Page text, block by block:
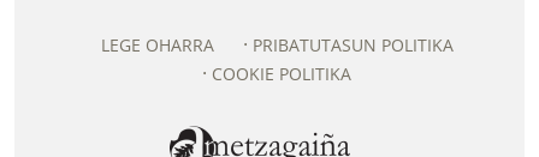
LEGE OHARRA
PRIBATUTASUN POLITIKA
COOKIE POLITIKA